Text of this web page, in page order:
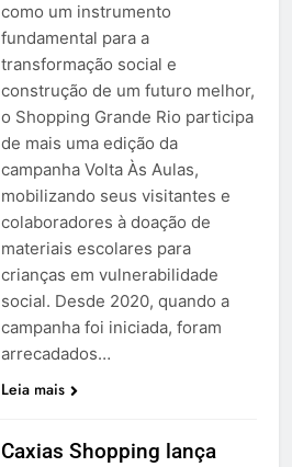
como um instrumento
fundamental para a
transformação social e
construção de um futuro melhor,
o Shopping Grande Rio participa
de mais uma edição da
campanha Volta Às Aulas,
mobilizando seus visitantes e
colaboradores à doação de
materiais escolares para
crianças em vulnerabilidade
social. Desde 2020, quando a
campanha foi iniciada, foram
arrecadados…
Leia mais
Caxias Shopping lança